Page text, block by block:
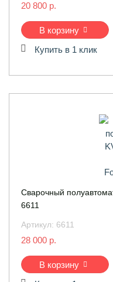
20 800 р.
В корзину
Купить в 1 клик
Сварочный
6611
Артикул: 6611
28 000 р.
В корзину